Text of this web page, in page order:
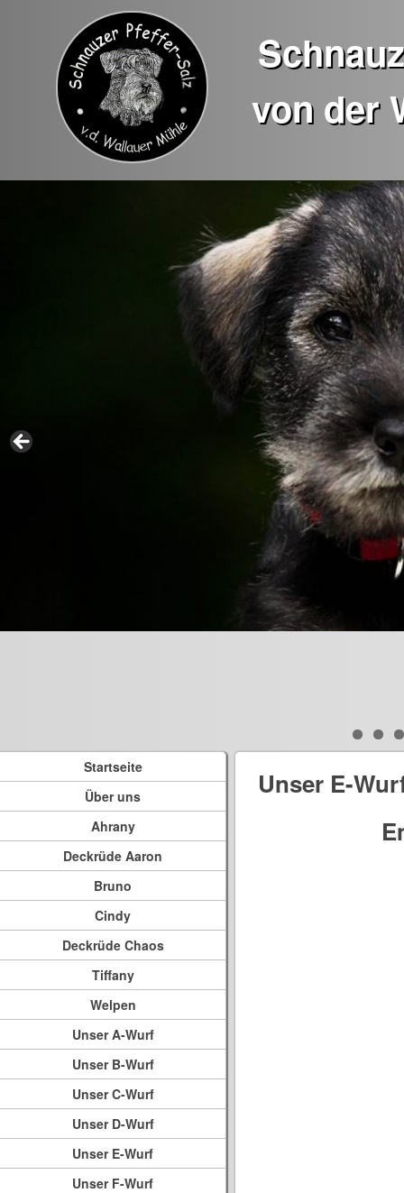
von der
Startseite
Über uns
Ahrany
Deckrüde Aaron
Bruno
Cindy
Deckrüde Chaos
Tiffany
Welpen
Unser A-Wurf
Unser B-Wurf
Unser C-Wurf
Unser D-Wurf
Unser E-Wurf
Unser F-Wurf
Unser E-